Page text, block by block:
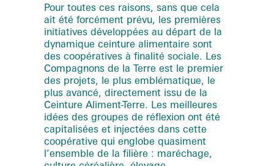
Pour toutes ces raisons, sans que cela
ait été forcément prévu, les premières
initiatives développées au départ de la
dynamique ceinture alimentaire sont
des coopératives à finalité sociale. Les
Compagnons de la Terre est le premier
des projets, le plus emblématique, le
plus avancé, directement issu de la
Ceinture Aliment-Terre. Les meilleures
idées des groupes de réflexion ont été
capitalisées et injectées dans cette
coopérative qui englobe quasiment
l’ensemble de la filière : maréchage,